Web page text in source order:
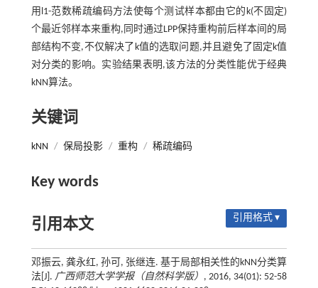
用l1-范数稀疏编码方法使每个测试样本都由它的k(不固定)
个最近邻样本来重构,同时通过LPP保持重构前后样本间的局
部结构不变,不仅解决了k值的选取问题,并且避免了固定k值
对分类的影响。实验结果表明,该方法的分类性能优于经典
kNN算法。
关键词
kNN / 保局投影 / 重构 / 稀疏编码
Key words
引用本文 引用格式 ▾
邓振云, 龚永红, 孙可, 张继连. 基于局部相关性的kNN分类算
法[J]. 广西师范大学学报（自然科学版） , 2016, 34(01): 52-58